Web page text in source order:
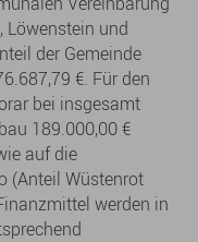
Löwenstein und
der Gemeinde
€. Für den
bei insgesamt
189.000,00 €
auf die
(Anteil Wüstenrot
werden in